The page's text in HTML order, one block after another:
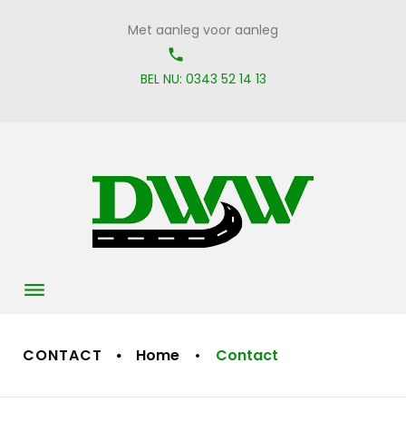
Met aanleg voor aanleg
call_on
BEL NU: 0343 52 14 13
CONTACT Home • Contact